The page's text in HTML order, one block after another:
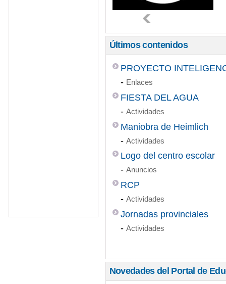
29/05/2025 CARRERA
30/05/2025 HUERTOS
31/10/2024 RETO III -
APRENDEMOS A
PROGRAMACIÓN
SEMANA CULTURAL
Últimos contenidos
PROYECTO
- Enlaces
FIESTA DEL AGUA
- Actividades
Maniobra de Heimlich
- Actividades
Logo del centro escolar
- Anuncios
RCP
- Actividades
Jornadas provinciales
- Actividades
Novedades del Portal de